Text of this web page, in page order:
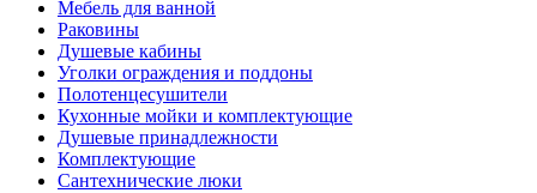
Мебель для ванной
Раковины
Душевые кабины
Уголки ограждения и поддоны
Полотенцесушители
Кухонные мойки и комплектующие
Душевые принадлежности
Комплектующие
Сантехнические люки